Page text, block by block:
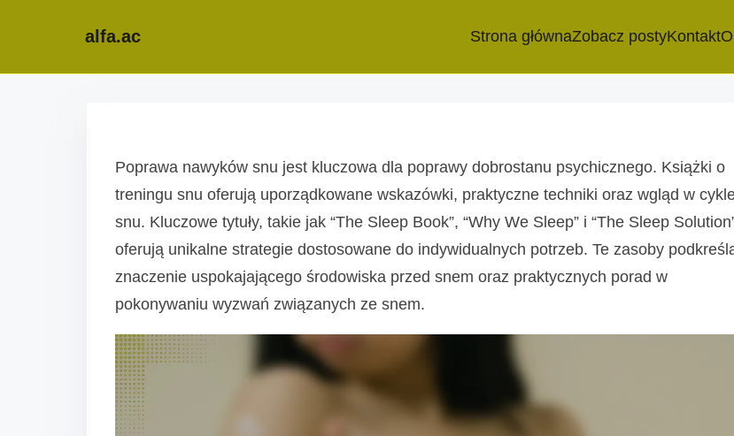
alfa.ac Strona głównaZobacz postyKontaktO
Poprawa nawyków snu jest kluczowa dla poprawy dobrostanu psychicznego. Książki o
treningu snu oferują uporządkowane wskazówki, praktyczne techniki oraz wgląd w
snu. Kluczowe tytuły, takie jak “The Sleep Book”, “Why We Sleep” i “The Sleep
oferują unikalne strategie dostosowane do indywidualnych potrzeb. Te zasoby
znaczenie uspokajającego środowiska przed snem oraz praktycznych porad w
pokonywaniu wyzwań związanych ze snem.